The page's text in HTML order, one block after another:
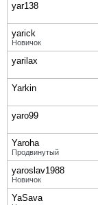
yar138
yarick
Новичок
yarilax
Yarkin
yaro99
Yaroha
Продвинутый
yaroslav1988
Новичок
YaSava